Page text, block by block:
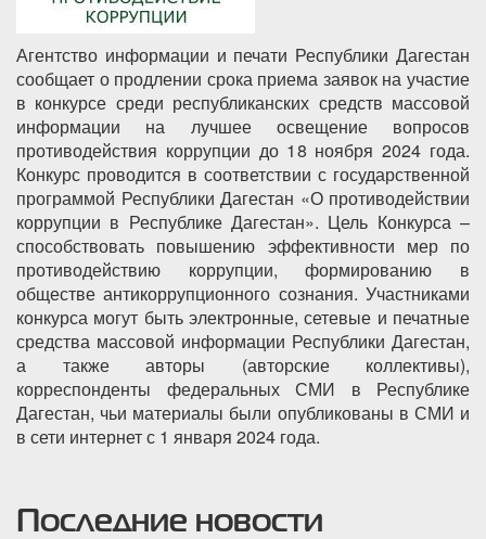
Агентство информации и печати Республики Дагестан
сообщает о продлении срока приема заявок на участие
в конкурсе среди республиканских средств массовой
информации на лучшее освещение вопросов
противодействия коррупции до 18 ноября 2024 года.
Конкурс проводится в соответствии с государственной
программой Республики Дагестан «О противодействии
коррупции в Республике Дагестан». Цель Конкурса –
способствовать повышению эффективности мер по
противодействию коррупции, формированию в
обществе антикоррупционного сознания. Участниками
конкурса могут быть электронные, сетевые и печатные
средства массовой информации Республики Дагестан,
а также авторы (авторские коллективы),
корреспонденты федеральных СМИ в Республике
Дагестан, чьи материалы были опубликованы в СМИ и
в сети интернет с 1 января 2024 года.
Последние новости